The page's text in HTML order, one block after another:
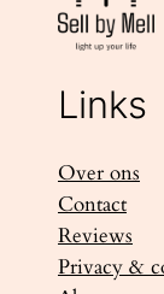
Links
Over ons
Contact
Reviews
Privacy &